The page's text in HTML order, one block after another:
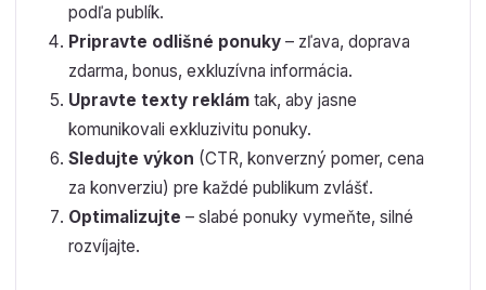
podľa publík.
Pripravte odlišné ponuky– zľava, doprava
zdarma, bonus, exkluzívna informácia.
Upravte texty reklámtak, aby jasne
komunikovali exkluzivitu ponuky.
Sledujte výkon (CTR, konverzný pomer, cena
za konverziu) pre každé publikum zvlášť.
Optimalizujte – slabé ponuky vymeňte, silné
rozvíjajte.